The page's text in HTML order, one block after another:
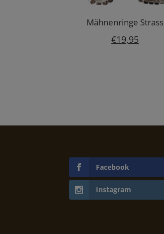
Mähnenringe Strass
€19,95
Facebook
Instagram